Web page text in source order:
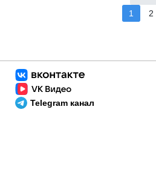
1 2
Telegram канал